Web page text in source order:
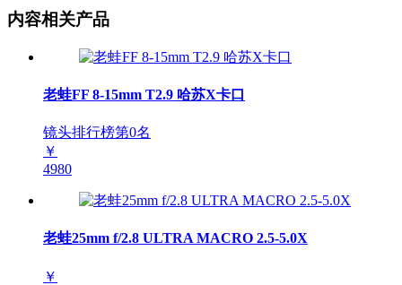
内容相关产品
老蛙FF 8-15mm T2.9 哈苏X卡口
镜头排行榜第0名
￥
4980
老蛙25mm f/2.8 ULTRA MACRO 2.5-5.0X
￥